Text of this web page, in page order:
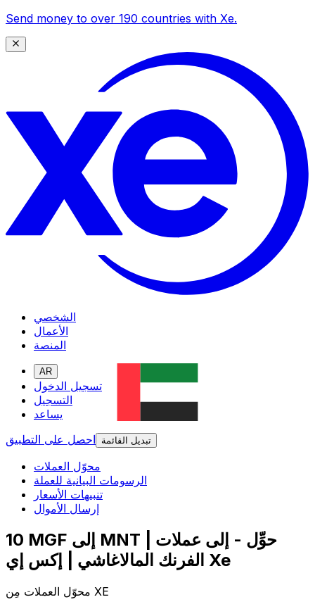
Send money to over 190 countries with Xe.
الشخصي
الأعمال
المنصة
AR
تسجيل الدخول
التسجيل
يساعد
احصل على التطبيق
تبديل القائمة
محوّل العملات
الرسومات البيانية للعملة
تنبيهات الأسعار
إرسال الأموال
10 MGF إلى MNT | حوِّل - إلى عملات
الفرنك المالاغاشي | إكس إي Xe
محوّل العملات مِن XE